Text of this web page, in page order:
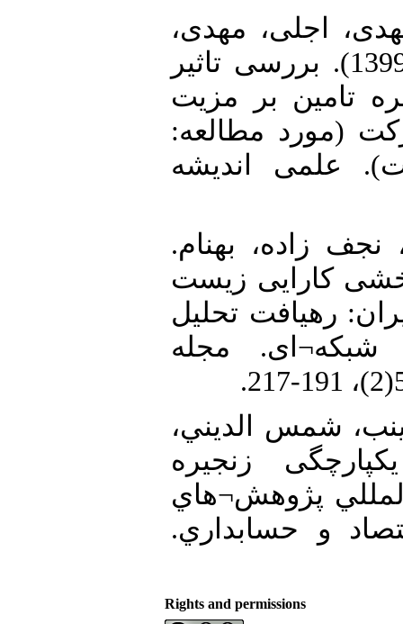
اجلی، مهدی،
جعفرقلی، دل آرام. (1399). بررسی تاثیر
تامین بر مزیت
(مورد مطالعه:
علمی اندیشه
نجف زاده، بهنام.
بخشی کارایی زیست
رهیافت تحلیل
مجله
شمس الديني،
(1395). یکپارچگی زنجیره
پژوهش¬هاي
و حسابداري.
Rights and permissions